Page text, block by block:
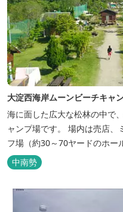
大淀西海岸ムーンビーチキャ
海に面した広大な松林の中で
ャンプ場です。 場内は売店
フ場（約30～70ヤードのホー
あります。 目の前の海では、海水浴など安心して楽しめます。周辺
観光地には、伊勢志摩国立公
中南勢